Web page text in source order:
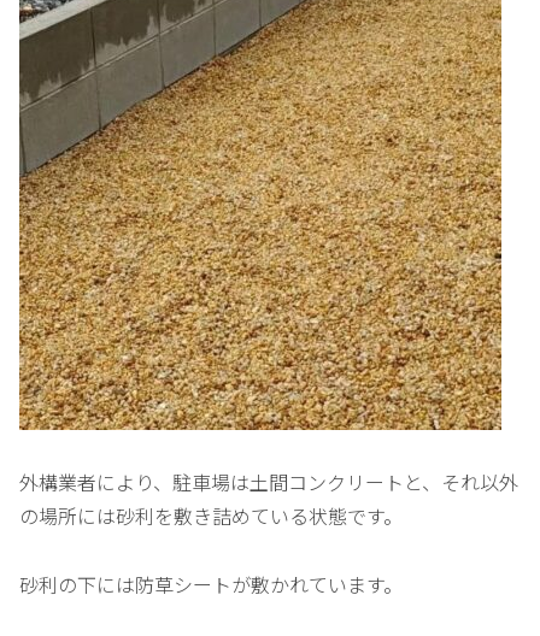
外構業者により、駐車場は土間コンクリートと、それ以外
の場所には砂利を敷き詰めている状態です。
砂利の下には防草シートが敷かれています。